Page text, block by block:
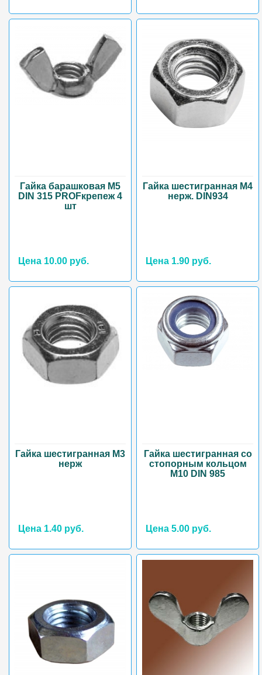
Гайка барашковая М5
DIN 315 PROFкрепеж 4
шт
Цена 10.00 руб.
Гайка шестигранная М4
нерж. DIN934
Цена 1.90 руб.
Гайка шестигранная М3
нерж
Цена 1.40 руб.
Гайка шестигранная со
стопорным кольцом
М10 DIN 985
Цена 5.00 руб.